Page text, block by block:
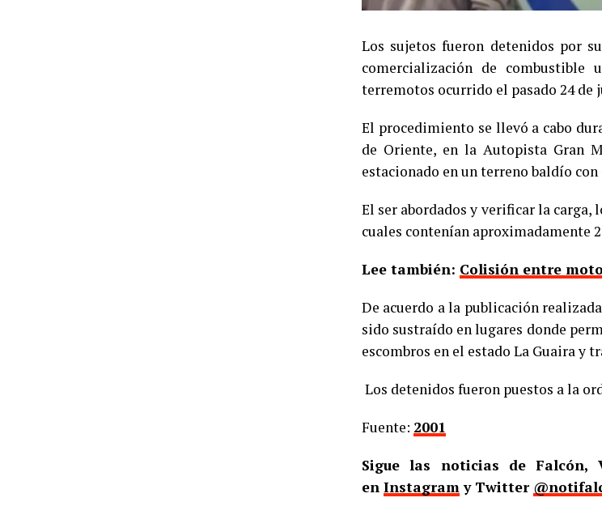
Los sujetos fueron detenidos por
comercialización de
terremotos ocurrido el pasado 24 de
El procedimiento se llevó a cabo
de Oriente, en la Autopista Gran
estacionado en un terreno baldío
El ser abordados y verificar la
cuales contenían aproximadamente
Lee también: Colisión entre
De acuerdo a la publicación
sido sustraído en lugares donde
escombros en el estado La Guaira y
Los detenidos fueron puestos a la
Fuente: 2001
Sigue las noticias de
en Instagramy Twitter